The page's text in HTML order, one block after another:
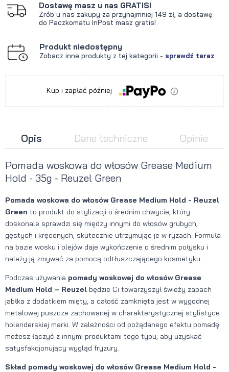
Dostawę masz u nas GRATIS!
Zrób u nas zakupy za przynajmniej 149 zł, a dostawę
do Paczkomatu InPost masz gratis!
Produkt niedostępny
Zobacz inne produkty z tej kategorii - sprawdź teraz
Kup i zapłać później
Opis Dane techniczne Opinie
Pomada woskowa do włosów Grease Medium
Hold - 35g - Reuzel Green
Pomada woskowa do włosów Grease Medium Hold - Reuzel
Green to produkt do stylizacji o średnim chwycie, który
doskonale sprawdzi się między innymi do włosów grubych,
gęstych i kręconych, skutecznie utrzymując je w ryzach. Formuła
na bazie wosku i olejów daje wykończenie o średnim połysku i
należy ją zmywać za pomocą odtłuszczającego kosmetyku.
Podczas używania pomady woskowej do włosów Grease
Medium Hold – Reuzel będzie Ci towarzyszył świeży zapach
jabłka z dodatkiem mięty, a całość zamknięta jest w wygodnej
metalowej puszcze zachowanej w charakterystycznej stylistyce
holenderskiej marki. W zależności od pożądanego efektu pomadę
możesz łączyć z innymi produktami tego typu, aby uzyskać
satysfakcjonujący wygląd fryzury.
Skład pomady woskowej do włosów Grease Medium Hold -